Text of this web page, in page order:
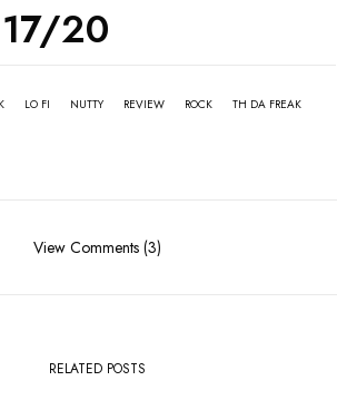
20
LO FI NUTTY REVIEW ROCK TH DA FREAK
View Comments (3)
RELATED POSTS